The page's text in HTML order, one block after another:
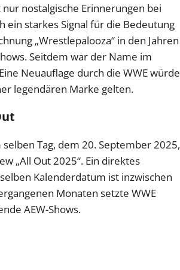
nostalgische Erinnerungen bei
ein starkes Signal für die Bedeutung
„Wrestlepalooza“ in den Jahren
Seitdem war der Name im
Neuauflage durch die WWE würde
legendären Marke gelten.
Tag, dem 20. September 2025,
„All Out 2025“. Ein direktes
Kalenderdatum ist inzwischen
Monaten setzte WWE
AEW-Shows.